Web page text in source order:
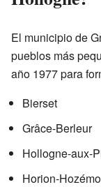
El municipio de
pueblos más
año 1977 para
Bierset
Grâce-Berleur
Hollogne-aux-
Horion-